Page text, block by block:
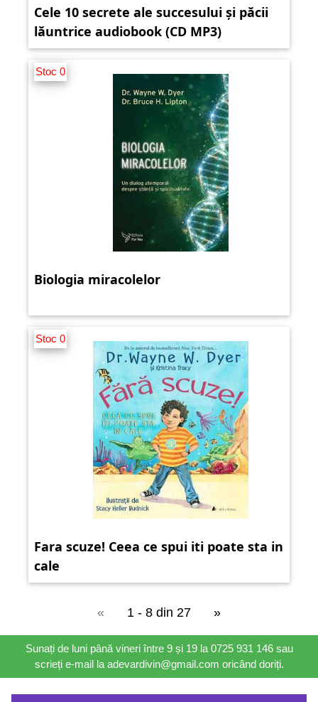
Cele 10 secrete ale succesului și păcii
lăuntrice audiobook (CD MP3)
Stoc 0
Biologia miracolelor
Stoc 0
Fara scuze! Ceea ce spui iti poate sta in
cale
« 1 - 8 din 27 »
Sunați de luni până vineri între 9 și 19 la 0725 931 146 sau
scrieți e-mail la adevardivin@gmail.com oricând doriți.